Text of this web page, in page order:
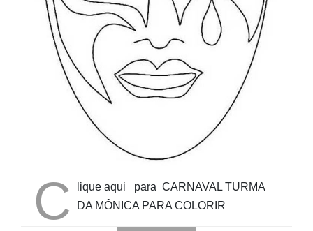
C
lique aqui para CARNAVAL TURMA
DA MÔNICA PARA COLORIR